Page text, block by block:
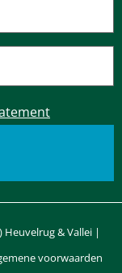
Heuvelrug & Vallei |
voorwaarden